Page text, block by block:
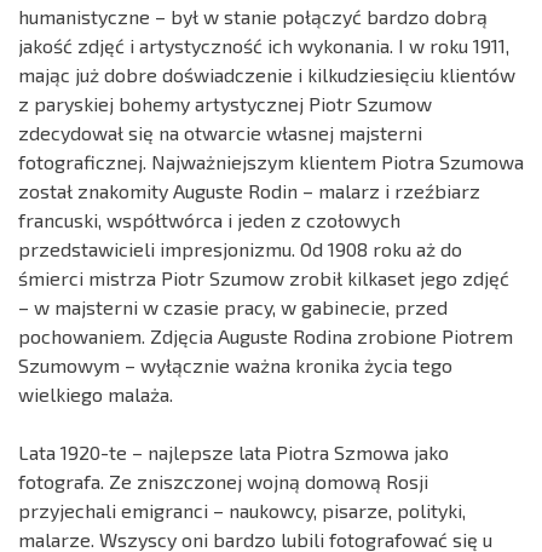
humanistyczne – był w stanie połączyć bardzo dobrą
jakość zdjęć i artystyczność ich wykonania. I w roku 1911,
mając już dobre doświadczenie i kilkudziesięciu klientów
z paryskiej bohemy artystycznej Piotr Szumow
zdecydował się na otwarcie własnej majsterni
fotograficznej. Najważniejszym klientem Piotra Szumowa
został znakomity Auguste Rodin – malarz i rzeźbiarz
francuski, współtwórca i jeden z czołowych
przedstawicieli impresjonizmu. Od 1908 roku aż do
śmierci mistrza Piotr Szumow zrobił kilkaset jego zdjęć
– w majsterni w czasie pracy, w gabinecie, przed
pochowaniem. Zdjęcia Auguste Rodina zrobione Piotrem
Szumowym – wyłącznie ważna kronika życia tego
wielkiego malaża.
Lata 1920-te – najlepsze lata Piotra Szmowa jako
fotografa. Ze zniszczonej wojną domową Rosji
przyjechali emigranci – naukowcy, pisarze, polityki,
malarze. Wszyscy oni bardzo lubili fotografować się u